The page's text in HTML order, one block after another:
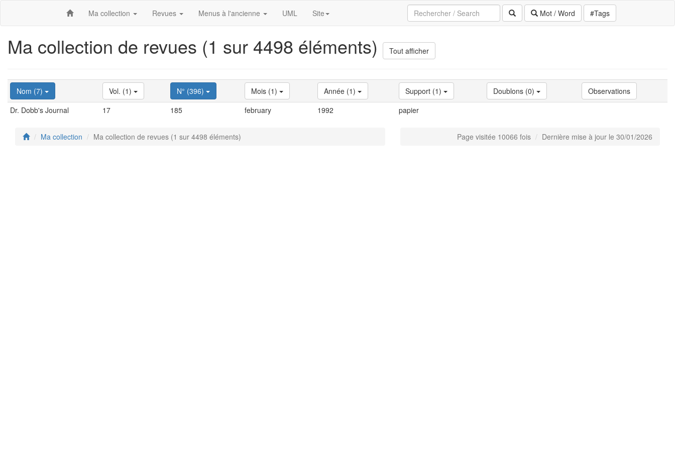
Ma collection Revues Menus à l'ancienne UML Site Mot / Word #Tags
Ma collection de revues (1 sur 4498 éléments) Tout afficher
Nom (7) Vol. (1) N° (396) Mois (1) Année (1) Support (1) Doublons (0)
Observations
Dr. Dobb's Journal
17 185 february 1992 papier
Ma collection Ma collection de revues (1 sur 4498 éléments) Page visitée 10066 fois Dernière mise à jour le 30/01/2026